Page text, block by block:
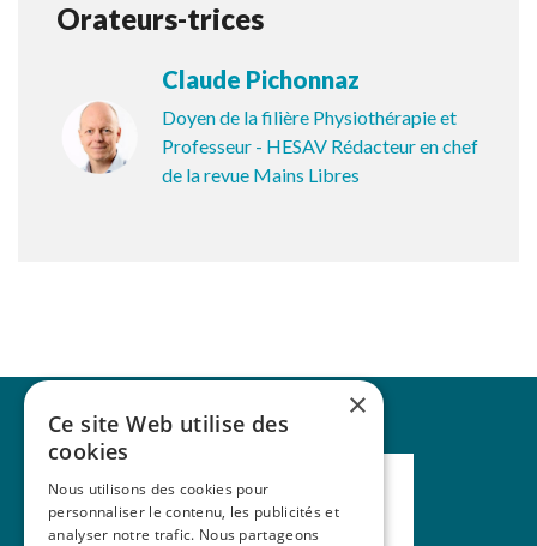
Orateurs-trices
Claude Pichonnaz
Doyen de la filière Physiothérapie et
Professeur - HESAV Rédacteur en chef
de la revue Mains Libres
×
Ce site Web utilise des
cookies
Nous utilisons des cookies pour
personnaliser le contenu, les publicités et
analyser notre trafic. Nous partageons